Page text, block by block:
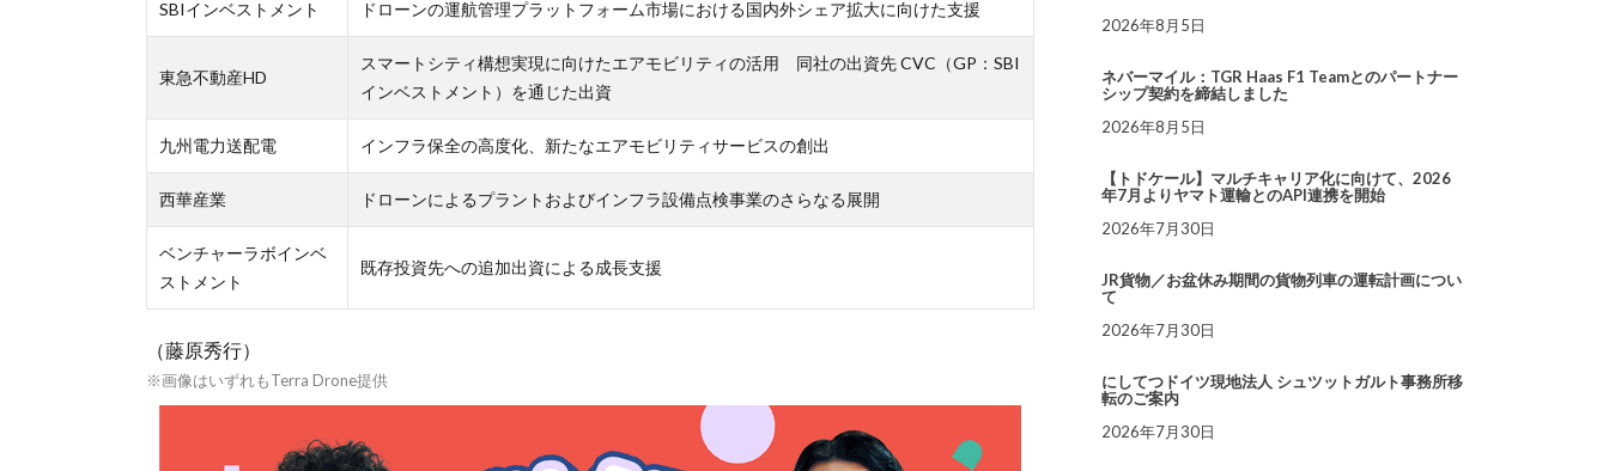
SBIインベストメント ドローンの運航管理プラットフォーム市場における国内外シェア拡大に向けた支援
東急不動産HD
スマートシティ構想実現に向けたエアモビリティの活用 同社の出資先 CVC（GP：SBI
インベストメント）を通じた出資
九州電力送配電 インフラ保全の高度化、新たなエアモビリティサービスの創出
西華産業 ドローンによるプラントおよびインフラ設備点検事業のさらなる展開
ベンチャーラボインベ
ストメント
既存投資先への追加出資による成長支援
（藤原秀行）
※画像はいずれもTerra Drone提供
2026年8月5日
ネバーマイル：TGR Haas F1 Teamとのパートナー
シップ契約を締結しました
2026年8月5日
【トドケール】マルチキャリア化に向けて、2026
年7月よりヤマト運輸とのAPI連携を開始
2026年7月30日
JR貨物／お盆休み期間の貨物列車の運転計画につい
て
2026年7月30日
にしてつドイツ現地法人 シュツットガルト事務所移
転のご案内
2026年7月30日